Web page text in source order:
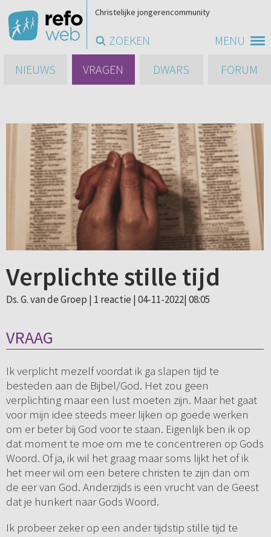
MENU
Christelijke jongerencommunity
ZOEKEN
NIEUWS
VRAGEN DWARS FORUM
Verplichte stille tijd
Ds. G. van de Groep | 1 reactie | 04-11-2022| 08:05
VRAAG
Ik verplicht mezelf voordat ik ga slapen tijd te
besteden aan de Bijbel/God. Het zou geen
verplichting maar een lust moeten zijn. Maar het gaat
voor mijn idee steeds meer lijken op goede werken
om er beter bij God voor te staan. Eigenlijk ben ik op
dat moment te moe om me te concentreren op Gods
Woord. Of ja, ik wil het graag maar soms lijkt het of ik
het meer wil om een betere christen te zijn dan om
de eer van God. Anderzijds is een vrucht van de Geest
dat je hunkert naar Gods Woord.
Ik probeer zeker op een ander tijdstip stille tijd te